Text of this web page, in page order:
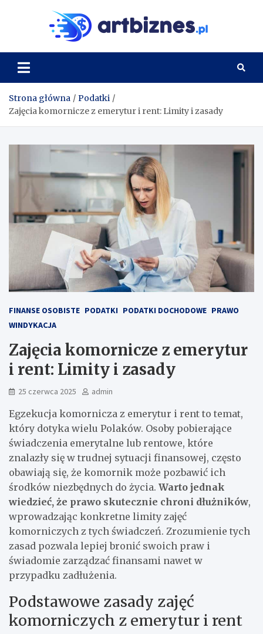
Strona główna
Podatki
Zajęcia komornicze z emerytur i rent: Limity i zasady
FINANSE OSOBISTE PODATKI PODATKI DOCHODOWE PRAWO
WINDYKACJA
Zajęcia komornicze z emerytur
i rent: Limity i zasady
25 czerwca 2025 admin
Egzekucja komornicza z emerytur i rent to temat,
który dotyka wielu Polaków. Osoby pobierające
świadczenia emerytalne lub rentowe, które
znalazły się w trudnej sytuacji finansowej, często
obawiają się, że komornik może pozbawić ich
środków niezbędnych do życia. Warto jednak
wiedzieć, że prawo skutecznie chroni dłużników,
wprowadzając konkretne limity zajęć
komorniczych z tych świadczeń. Zrozumienie tych
zasad pozwala lepiej bronić swoich praw i
świadomie zarządzać finansami nawet w
przypadku zadłużenia.
Podstawowe zasady zajęć
komorniczych z emerytur i rent